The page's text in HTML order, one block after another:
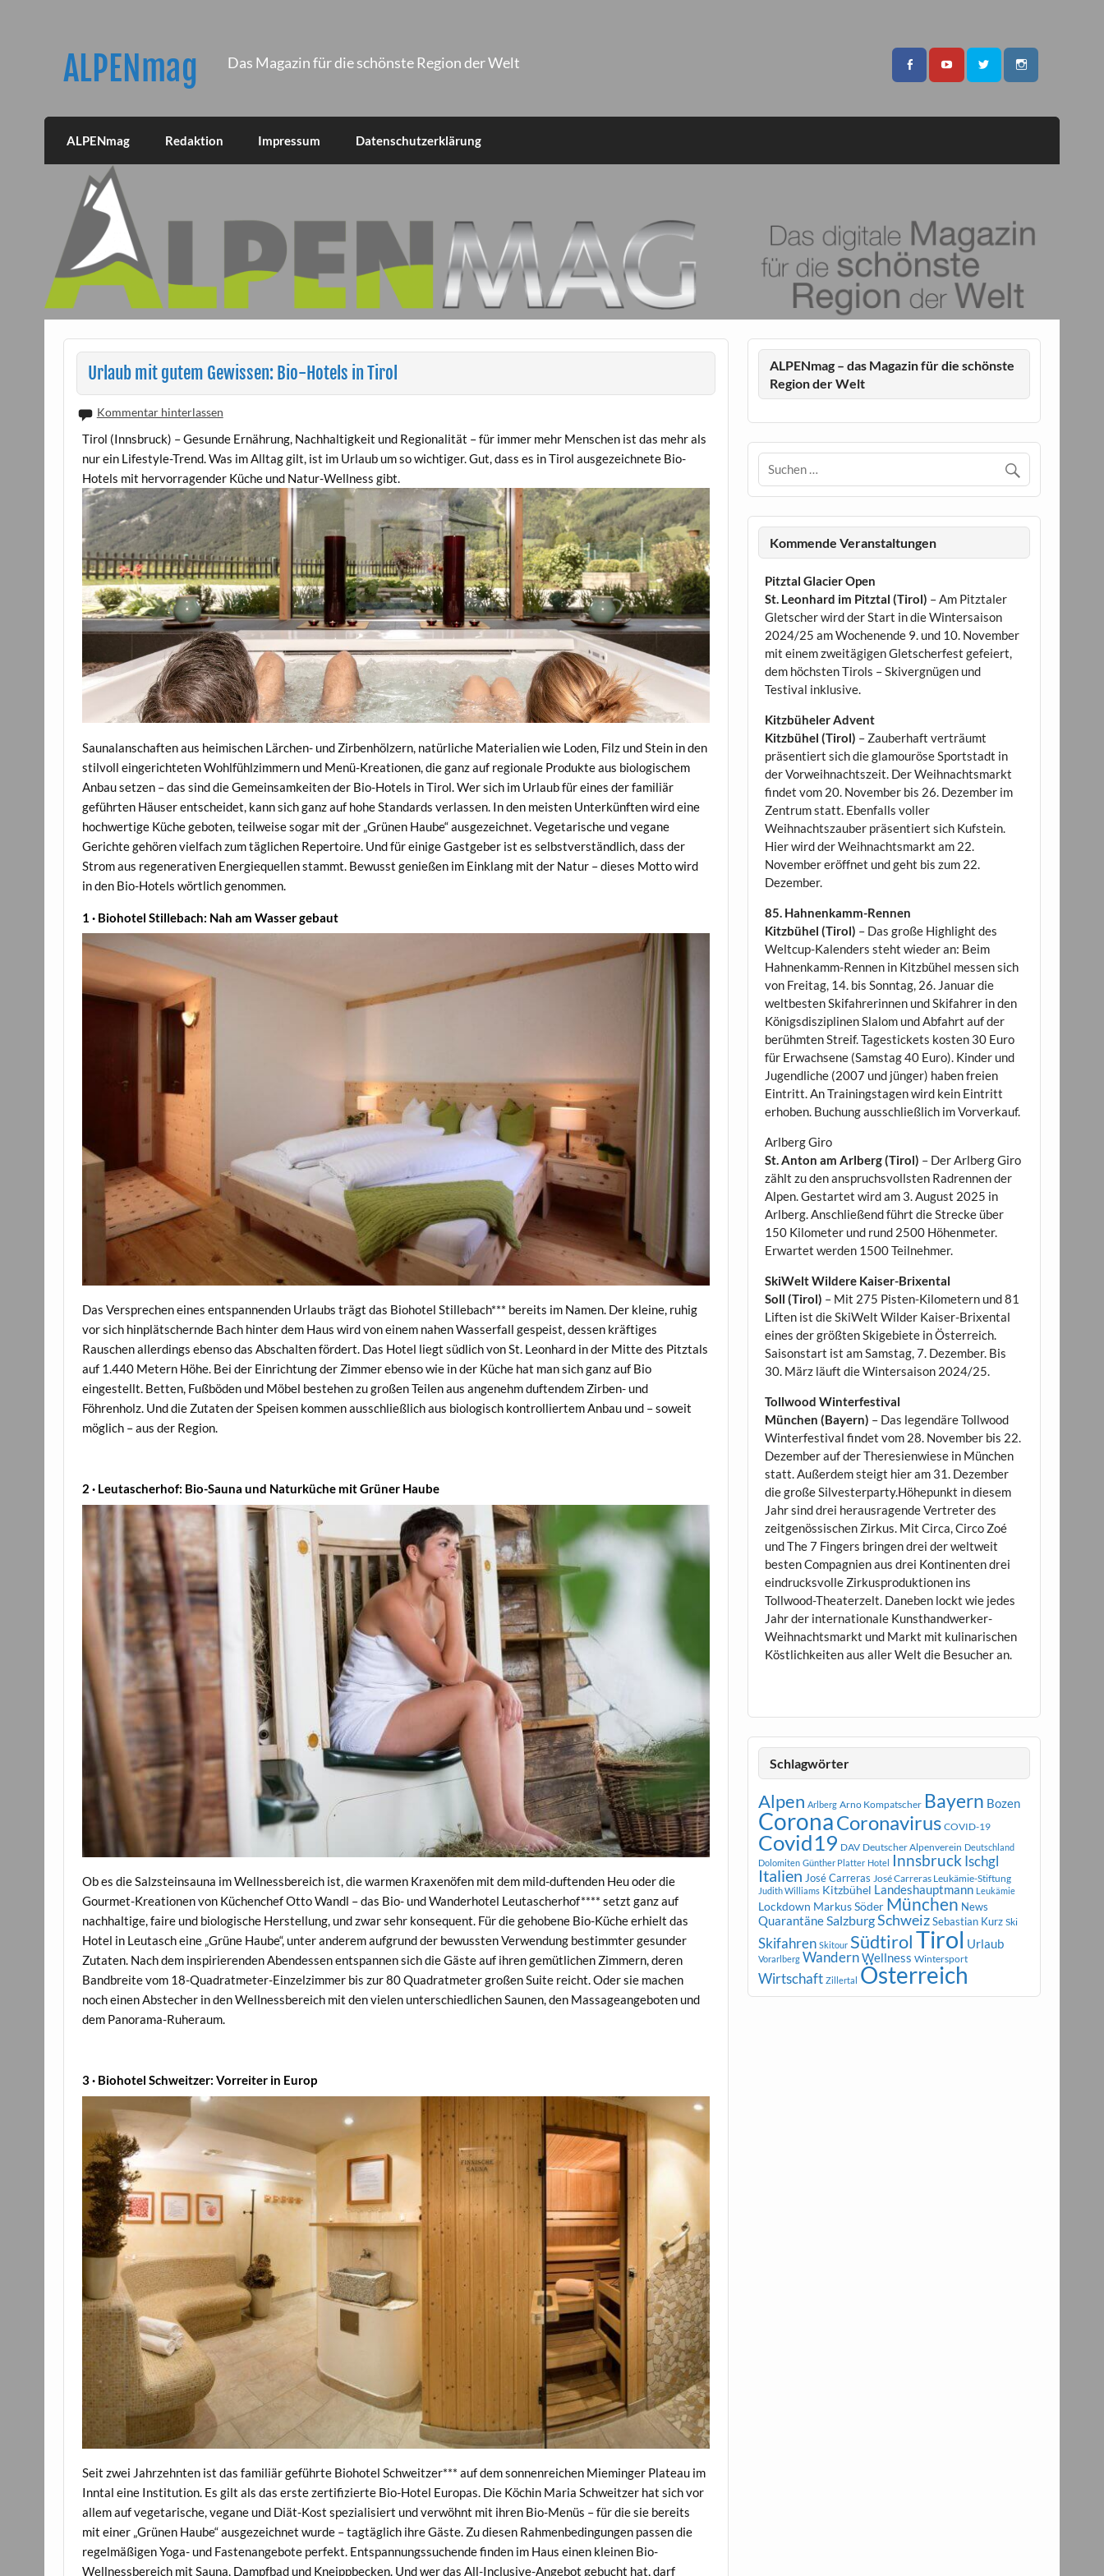
ALPENmag Das Magazin für die schönste Region der Welt
ALPENmag Redaktion Impressum Datenschutzerklärung
Urlaub mit gutem Gewissen: Bio-Hotels in Tirol
Kommentar hinterlassen
Tirol (Innsbruck) – Gesunde Ernährung, Nachhaltigkeit und Regionalität – für immer mehr Menschen ist das mehr als
nur ein Lifestyle-Trend. Was im Alltag gilt, ist im Urlaub um so wichtiger. Gut, dass es in Tirol ausgezeichnete Bio-
Hotels mit hervorragender Küche und Natur-Wellness gibt.
Saunalanschaften aus heimischen Lärchen- und Zirbenhölzern, natürliche Materialien wie Loden, Filz und Stein in den
stilvoll eingerichteten Wohlfühlzimmern und Menü-Kreationen, die ganz auf regionale Produkte aus biologischem
Anbau setzen – das sind die Gemeinsamkeiten der Bio-Hotels in Tirol. Wer sich im Urlaub für eines der familiär
geführten Häuser entscheidet, kann sich ganz auf hohe Standards verlassen. In den meisten Unterkünften wird eine
hochwertige Küche geboten, teilweise sogar mit der „Grünen Haube“ ausgezeichnet. Vegetarische und vegane
Gerichte gehören vielfach zum täglichen Repertoire. Und für einige Gastgeber ist es selbstverständlich, dass der
Strom aus regenerativen Energiequellen stammt. Bewusst genießen im Einklang mit der Natur – dieses Motto wird
in den Bio-Hotels wörtlich genommen.
1 · Biohotel Stillebach: Nah am Wasser gebaut
Das Versprechen eines entspannenden Urlaubs trägt das Biohotel Stillebach*** bereits im Namen. Der kleine, ruhig
vor sich hinplätschernde Bach hinter dem Haus wird von einem nahen Wasserfall gespeist, dessen kräftiges
Rauschen allerdings ebenso das Abschalten fördert. Das Hotel liegt südlich von St. Leonhard in der Mitte des Pitztals
auf 1.440 Metern Höhe. Bei der Einrichtung der Zimmer ebenso wie in der Küche hat man sich ganz auf Bio
eingestellt. Betten, Fußböden und Möbel bestehen zu großen Teilen aus angenehm duftendem Zirben- und
Föhrenholz. Und die Zutaten der Speisen kommen ausschließlich aus biologisch kontrolliertem Anbau und – soweit
möglich – aus der Region.
2 · Leutascherhof: Bio-Sauna und Naturküche mit Grüner Haube
Ob es die Salzsteinsauna im Wellnessbereich ist, die warmen Kraxenöfen mit dem mild-duftenden Heu oder die
Gourmet-Kreationen von Küchenchef Otto Wandl – das Bio- und Wanderhotel Leutascherhof**** setzt ganz auf
nachhaltige, faire und biologische Herstellung, und zwar sehr konsequent. Für die gehobene Bio-Küche erhielt das
Hotel in Leutasch eine „Grüne Haube“, unter anderem aufgrund der bewussten Verwendung bestimmter gesunder
Zutaten. Nach dem inspirierenden Abendessen entspannen sich die Gäste auf ihren gemütlichen Zimmern, deren
Bandbreite vom 18-Quadratmeter-Einzelzimmer bis zur 80 Quadratmeter großen Suite reicht. Oder sie machen
noch einen Abstecher in den Wellnessbereich mit den vielen unterschiedlichen Saunen, den Massageangeboten und
dem Panorama-Ruheraum.
3· Biohotel Schweitzer: Vorreiter in Europ
Seit zwei Jahrzehnten ist das familiär geführte Biohotel Schweitzer*** auf dem sonnenreichen Mieminger Plateau im
Inntal eine Institution. Es gilt als das erste zertifizierte Bio-Hotel Europas. Die Köchin Maria Schweitzer hat sich vor
allem auf vegetarische, vegane und Diät-Kost spezialisiert und verwöhnt mit ihren Bio-Menüs – für die sie bereits
mit einer „Grünen Haube“ ausgezeichnet wurde – tagtäglich ihre Gäste. Zu diesen Rahmenbedingungen passen die
regelmäßigen Yoga- und Fastenangebote perfekt. Entspannungssuchende finden im Haus einen kleinen Bio-
Wellnessbereich mit Sauna, Dampfbad und Kneippbecken. Und wer das All-Inclusive-Angebot gebucht hat, darf
ALPENmag – das Magazin für die schönste
Region der Welt
Kommende Veranstaltungen
Pitztal Glacier Open
St. Leonhard im Pitztal (Tirol) – Am Pitztaler
Gletscher wird der Start in die Wintersaison
2024/25 am Wochenende 9. und 10. November
mit einem zweitägigen Gletscherfest gefeiert,
dem höchsten Tirols – Skivergnügen und
Testival inklusive.
Kitzbüheler Advent
Kitzbühel (Tirol) – Zauberhaft verträumt
präsentiert sich die glamouröse Sportstadt in
der Vorweihnachtszeit. Der Weihnachtsmarkt
findet vom 20. November bis 26. Dezember im
Zentrum statt. Ebenfalls voller
Weihnachtszauber präsentiert sich Kufstein.
Hier wird der Weihnachtsmarkt am 22.
November eröffnet und geht bis zum 22.
Dezember.
85. Hahnenkamm-Rennen
Kitzbühel (Tirol) – Das große Highlight des
Weltcup-Kalenders steht wieder an: Beim
Hahnenkamm-Rennen in Kitzbühel messen sich
von Freitag, 14. bis Sonntag, 26. Januar die
weltbesten Skifahrerinnen und Skifahrer in den
Königsdisziplinen Slalom und Abfahrt auf der
berühmten Streif. Tagestickets kosten 30 Euro
für Erwachsene (Samstag 40 Euro). Kinder und
Jugendliche (2007 und jünger) haben freien
Eintritt. An Trainingstagen wird kein Eintritt
erhoben. Buchung ausschließlich im Vorverkauf.
Arlberg Giro
St. Anton am Arlberg (Tirol) – Der Arlberg Giro
zählt zu den anspruchsvollsten Radrennen der
Alpen. Gestartet wird am 3. August 2025 in
Arlberg. Anschließend führt die Strecke über
150 Kilometer und rund 2500 Höhenmeter.
Erwartet werden 1500 Teilnehmer.
SkiWelt Wildere Kaiser-Brixental
Soll (Tirol) – Mit 275 Pisten-Kilometern und 81
Liften ist die SkiWelt Wilder Kaiser-Brixental
eines der größten Skigebiete in Österreich.
Saisonstart ist am Samstag, 7. Dezember. Bis
30. März läuft die Wintersaison 2024/25.
Tollwood Winterfestival
München (Bayern) – Das legendäre Tollwood
Winterfestival findet vom 28. November bis 22.
Dezember auf der Theresienwiese in München
statt. Außerdem steigt hier am 31. Dezember
die große Silvesterparty.Höhepunkt in diesem
Jahr sind drei herausragende Vertreter des
zeitgenössischen Zirkus. Mit Circa, Circo Zoé
und The 7 Fingers bringen drei der weltweit
besten Compagnien aus drei Kontinenten drei
eindrucksvolle Zirkusproduktionen ins
Tollwood-Theaterzelt. Daneben lockt wie jedes
Jahr der internationale Kunsthandwerker-
Weihnachtsmarkt und Markt mit kulinarischen
Köstlichkeiten aus aller Welt die Besucher an.
Schlagwörter
Alpen Arlberg Arno Kompatscher Bayern Bozen
CoronaCoronavirus COVID-19
Covid19 DAV Deutscher Alpenverein Deutschland
Dolomiten Günther Platter Hotel Innsbruck Ischgl
Italien José Carreras José Carreras Leukämie-Stiftung
Judith Williams Kitzbühel Landeshauptmann Leukämie
Lockdown Markus Söder München News
QuarantäneSalzburgSchweiz Sebastian Kurz Ski
Skifahren Skitour SüdtirolTirol Urlaub
Vorarlberg WandernWellness Wintersport
Wirtschaft Zillertal Österreich